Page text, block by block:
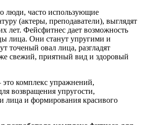
люди, часто использующие
(актеры, преподаватели), выглядят
лет. Фейсфитнес дает возможность
лица. Они станут упругими и
точеный овал лица, разгладят
свежий, приятный вид и здоровый
комплекс упражнений,
возвращения упругости,
лица и формирования красивого